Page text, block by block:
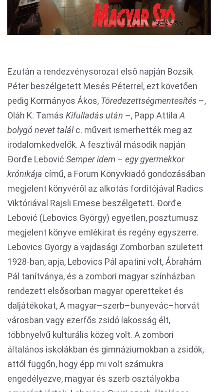
Ezután a rendezvénysorozat első napján Bozsik
Péter beszélgetett Mesés Péterrel, ezt követően
pedig Kormányos Ákos, Töredezettségmentesítés –,
Oláh K. Tamás Kifulladás után –, Papp Attila A
bolygó nevet találc. műveit ismerhették meg az
irodalomkedvelők. A fesztivál második napján
Đorđe Lebović Semper idem – egy gyermekkor
krónikája című, a Forum Könyvkiadó gondozásában
megjelent könyvéről az alkotás fordítójával Radics
Viktóriával Rajsli Emese beszélgetett. Đorđe
Lebović (Lebovics György) egyetlen, posztumusz
megjelent könyve emlékirat és regény egyszerre.
Lebovics György a vajdasági Zomborban született
1928-ban, apja, Lebovics Pál apatini volt, Ábrahám
Pál tanítványa, és a zombori magyar színházban
rendezett elsősorban magyar operetteket és
daljátékokat, A magyar–szerb–bunyevác–horvát
városban vagy ezerfős zsidó lakosság élt,
többnyelvű kulturális közeg volt. A zombori
általános iskolákban és gimnáziumokban a zsidók,
attól függőn, hogy épp mi volt számukra
engedélyezve, magyar és szerb osztályokba